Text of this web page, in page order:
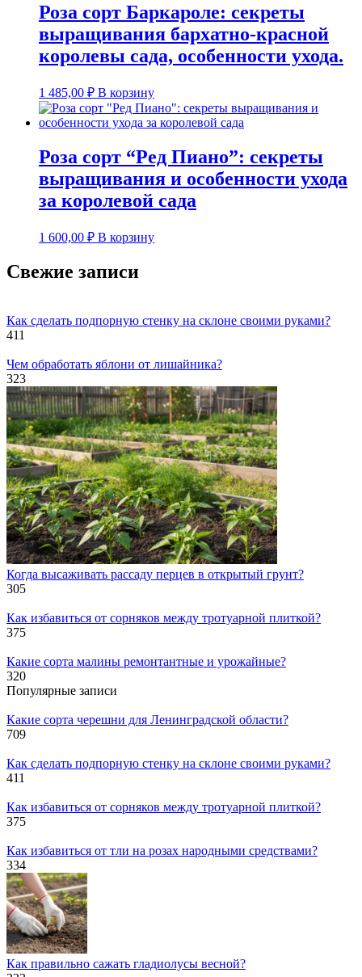
Роза сорт Баркароле: секреты
выращивания бархатно-красной
королевы сада, особенности ухода.
1 485,00 ₽ В корзину
Роза сорт “Ред Пиано”: секреты
выращивания и особенности ухода
за королевой сада
1 600,00 ₽ В корзину
Свежие записи
Как сделать подпорную стенку на склоне своими руками?
411
Чем обработать яблони от лишайника?
323
Когда высаживать рассаду перцев в открытый грунт?
305
Как избавиться от сорняков между тротуарной плиткой?
375
Какие сорта малины ремонтантные и урожайные?
320
Популярные записи
Какие сорта черешни для Ленинградской области?
709
Как сделать подпорную стенку на склоне своими руками?
411
Как избавиться от сорняков между тротуарной плиткой?
375
Как избавиться от тли на розах народными средствами?
334
Как правильно сажать гладиолусы весной?